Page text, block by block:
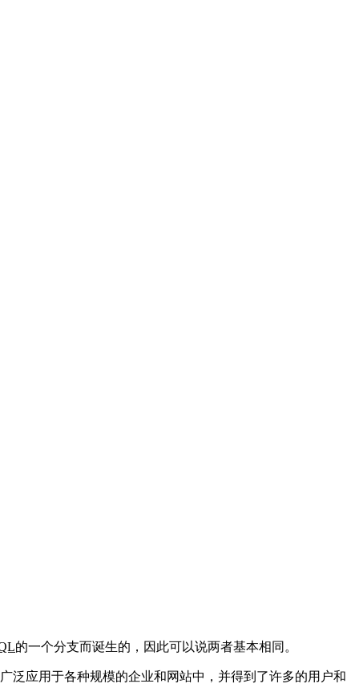
的一个分支而诞生的，因此可以说两者基本相同。
泛应用于各种规模的企业和网站中，并得到了许多的用户和